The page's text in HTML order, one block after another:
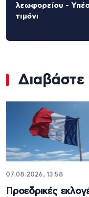
λεωφορείου -
τιμόνι
Διαβάστε
07.08.2026, 13:58
Προεδρικές